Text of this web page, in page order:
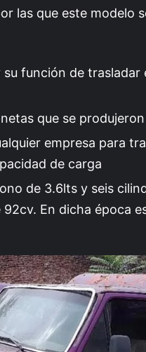
las que este modelo
función de trasladar
que se
empresa para
de carga
de 3.6lts y seis
En dicha época